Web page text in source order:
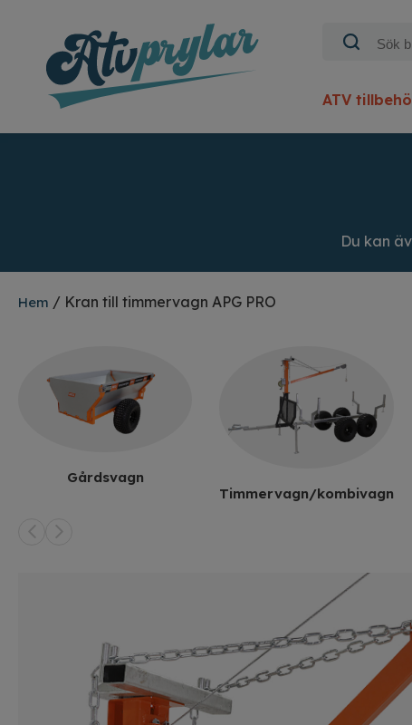
ATV
Du kan
Hem / Kran till timmervagn APG PRO
Gårdsvagn
Timmervagn/kombivagn